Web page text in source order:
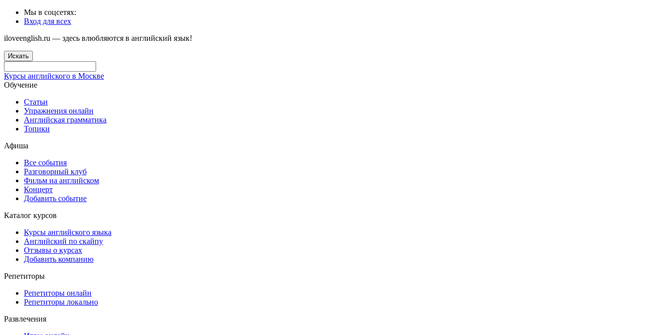
Мы в соцсетях:
Вход для всех
iloveenglish.ru — здесь влюбляются в английский язык!
Искать
Курсы английского в Москве
Обучение
Статьи
Упражнения онлайн
Английская грамматика
Топики
Афиша
Все события
Разговорный клуб
Фильм на английском
Концерт
Добавить событие
Каталог курсов
Курсы английского языка
Английский по скайпу
Отзывы о курсах
Добавить компанию
Репетиторы
Репетиторы онлайн
Репетиторы локально
Развлечения